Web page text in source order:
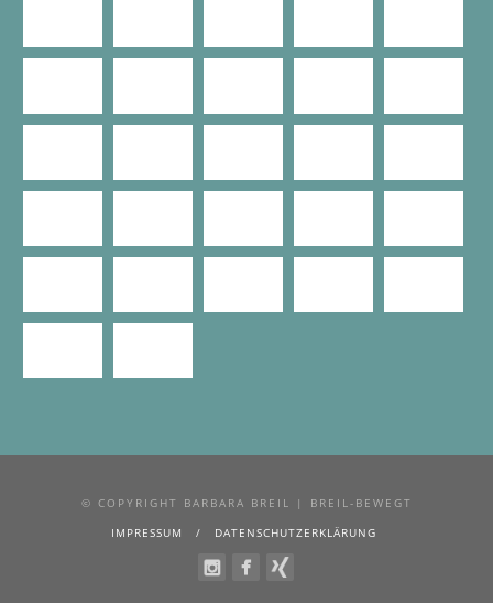
© COPYRIGHT BARBARA BREIL | BREIL-BEWEGT
IMPRESSUM
DATENSCHUTZERKLÄRUNG